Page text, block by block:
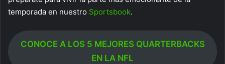
temporada en nuestro Sportsbook.
CONOCE A LOS 5 MEJORES QUARTERBACKS
EN LA NFL